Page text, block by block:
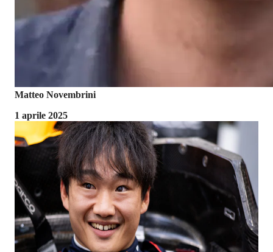
Matteo Novembrini
1 aprile 2025